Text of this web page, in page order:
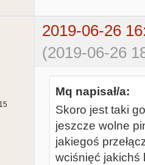
2019-06-26
(2019-06-26
Mq napisał/a:
Skoro jest taki
jeszcze wolne
jakiegoś
wciśnięć jakichś